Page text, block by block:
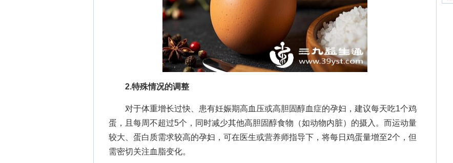
2.特殊情况的调整
对于体重增长过快、患有妊娠期高血压或高胆固醇血症的孕妇，建议每天吃1个鸡
蛋，且每周不超过5个，同时减少其他高胆固醇食物（如动物内脏）的摄入。而运动量
较大、蛋白质需求较高的孕妇，可在医生或营养师指导下，将每日鸡蛋量增至2个，但
需密切关注血脂变化。